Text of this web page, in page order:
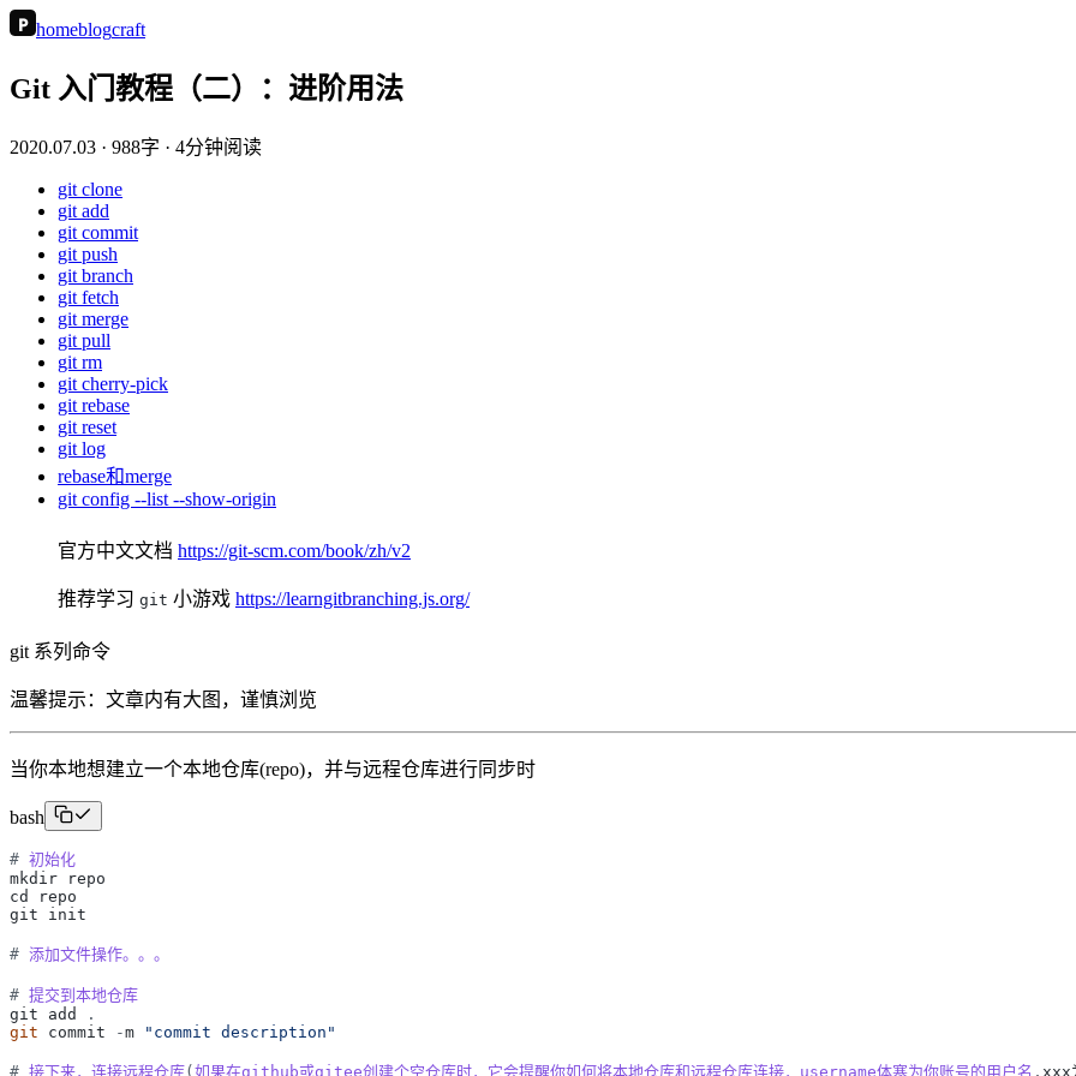
P homeblogcraft
Git 入门教程（二）：进阶用法
2020.07.03 · 988字 · 4分钟阅读
git clone
git add
git commit
git push
git branch
git fetch
git merge
git pull
git rm
git cherry-pick
git rebase
git reset
git log
rebase和merge
git config --list --show-origin
官方中文文档 https://git-scm.com/book/zh/v2
推荐学习 git 小游戏 https://learngitbranching.js.org/
git 系列命令
温馨提示：文章内有大图，谨慎浏览
当你本地想建立一个本地仓库(repo)，并与远程仓库进行同步时
bash
# 初始化
mkdir
repo
cd
repo
git
init
# 添加文件操作。。。
# 提交到本地仓库
git
add
.
git
commit -m " commit description "
# 接下来，连接远程仓库( 如果在github或gitee创建个空仓库时，它会提醒你如何将本地仓库和远程仓库连接，username体寒为你账号的用户名 , xxx